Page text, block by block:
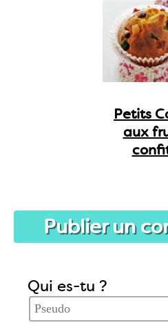
Petits
aux
Publier un
Qui es-tu ?